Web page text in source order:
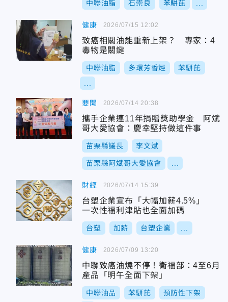
中聯油脂 石崇良 苯駢芘
健康
致癌相關油能重新上架？ 專家：4
毒物是關鍵
中聯油脂 多環芳香烴 苯駢芘
2026/07/15 12:02
要聞
攜手企業連11年捐贈獎助學金 阿斌
哥大愛協會：慶幸堅持做這件事
苗栗縣議長 李文斌
苗栗縣阿斌哥大愛協會
2026/07/14 20:38
財經
台塑企業宣布「大幅加薪4.5%」
一次性福利津貼也全面加碼
台塑 加薪 台塑企業
2026/07/14 15:39
健康
中聯致癌油燒不停！衛福部：4至6月
產品「明午全面下架」
中聯油品 苯駢芘 預防性下架
2026/07/09 13:20